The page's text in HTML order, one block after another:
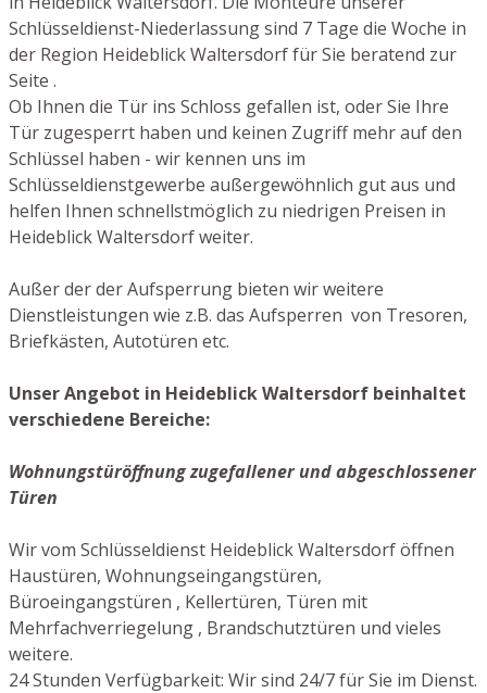
Schlüsseldienst-Niederlassung sind 7 Tage die Woche in
der Region Heideblick Waltersdorf für Sie beratend zur
Seite .
Ob Ihnen die Tür ins Schloss gefallen ist, oder Sie Ihre
Tür zugesperrt haben und keinen Zugriff mehr auf den
Schlüssel haben - wir kennen uns im
Schlüsseldienstgewerbe außergewöhnlich gut aus und
helfen Ihnen schnellstmöglich zu niedrigen Preisen in
Heideblick Waltersdorf weiter.
Außer der der Aufsperrung bieten wir weitere
Dienstleistungen wie z.B. das Aufsperren von Tresoren,
Briefkästen, Autotüren etc.
Unser Angebot in Heideblick Waltersdorf beinhaltet
verschiedene Bereiche:
Wohnungstüröffnung zugefallener und abgeschlossener
Türen
Wir vom Schlüsseldienst Heideblick Waltersdorf öffnen
Haustüren, Wohnungseingangstüren,
Büroeingangstüren , Kellertüren, Türen mit
Mehrfachverriegelung , Brandschutztüren und vieles
weitere.
24 Stunden Verfügbarkeit: Wir sind 24/7 für Sie im Dienst.